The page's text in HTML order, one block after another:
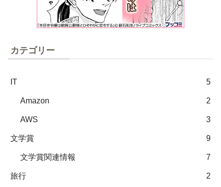
カテゴリー
IT 5
Amazon 2
AWS 3
文学賞 9
文学賞関連情報 7
旅行 2